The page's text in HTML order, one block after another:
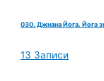
030. Джнана Йога. Йога
13 Записи